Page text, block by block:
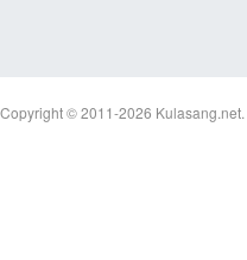
Copyright © 2011-2026 Kulasang.net.